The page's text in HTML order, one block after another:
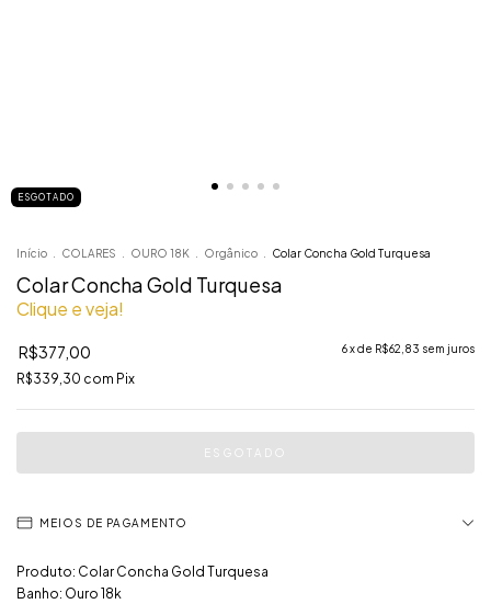
ESGOTADO
Início COLARES OURO 18K Orgânico Colar Concha Gold Turquesa
Colar Concha Gold Turquesa
Clique e veja!
R$377,00 6x de R$62,83 sem juros
R$339,30 com Pix
MEIOS DE PAGAMENTO
Produto: Colar Concha Gold Turquesa
Banho: Ouro 18k